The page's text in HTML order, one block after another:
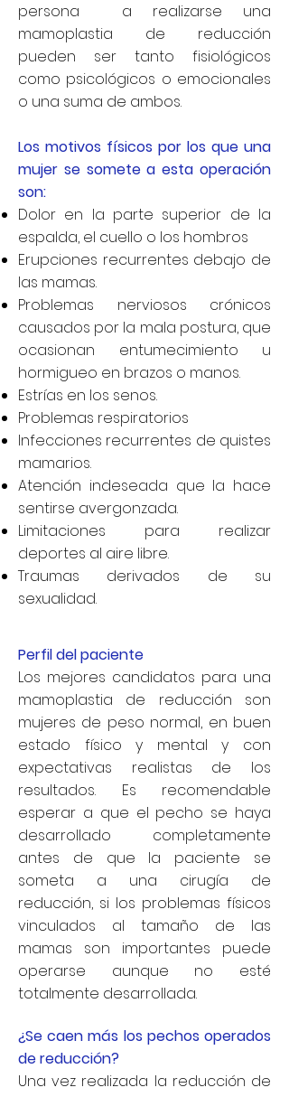
persona a realizarse una
mamoplastia de reducción
pueden ser tanto fisiológicos
como psicológicos o emocionales
o una suma de ambos.
Los motivos físicos por los que una
mujer se somete a esta operación
son:
Dolor en la parte superior de la
espalda, el cuello o los hombros
Erupciones recurrentes debajo de
las mamas.
Problemas nerviosos crónicos
causados por la mala postura, que
ocasionan entumecimiento u
hormigueo en brazos o manos.
Estrías en los senos.
Problemas respiratorios
Infecciones recurrentes de quistes
mamarios.
Atención indeseada que la hace
sentirse avergonzada.
Limitaciones para realizar
deportes al aire libre.
Traumas derivados de su
sexualidad.
Perfil del paciente
Los mejores candidatos para una
mamoplastia de reducción son
mujeres de peso normal, en buen
estado físico y mental y con
expectativas realistas de los
resultados. Es recomendable
esperar a que el pecho se haya
desarrollado completamente
antes de que la paciente se
someta a una cirugía de
reducción, si los problemas físicos
vinculados al tamaño de las
mamas son importantes puede
operarse aunque no esté
totalmente desarrollada.
¿Se caen más los pechos operados
de reducción?
Una vez realizada la reducción de